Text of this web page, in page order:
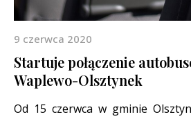
9 czerwca 2020
Startuje połączenie
Waplewo-Olsztynek
Od 15 czerwca w gminie